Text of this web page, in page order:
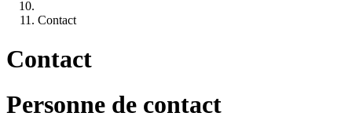
Contact
Contact
Personne de contact